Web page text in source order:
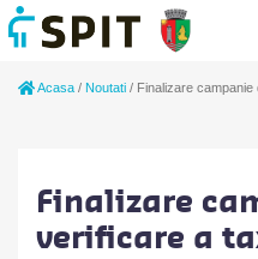
Acasa / Noutati / Finalizare
Finalizare
verificare a